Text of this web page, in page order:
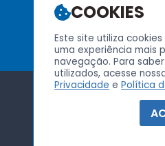
REDES
Política de Privacidade|
COOKIES
Este site utiliza
uma experiência mais
navegação. Para
utilizados, acesse
Privacidade e Política